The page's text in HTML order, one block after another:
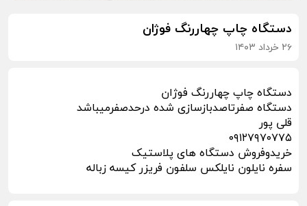
دستگاه چاپ چهاررنگ فوژان‌
۲۶ خرداد ۱۴۰۳
دستگاه چاپ چهاررنگ فوژان‌
دستگاه صفرتاصدبازسازی شده درحدصفرمیباشد
قلی پور
۰۹۱۲۷۹۷۰۷۷۵
خریدوفروش دستگاه های پلاستیک
سفره نایلون نایلکس سلفون فریزر کیسه زباله